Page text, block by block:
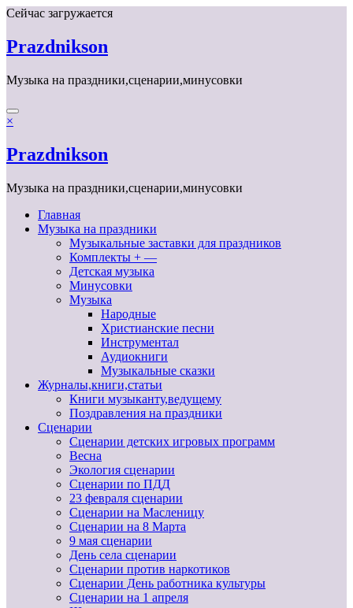
Перейти
содержимому
Сейчас загружается
Prazdnikson
Музыка на праздники,сценарии,минусовки
×
Prazdnikson
Музыка на праздники,сценарии,минусовки
Главная
Музыка на праздники
Музыкальные заставки для праздников
Комплекты + —
Детская музыка
Минусовки
Музыка
Народные
Христианские песни
Инструментал
Аудиокниги
Музыкальные сказки
Журналы,книги,статьи
Книги музыканту,ведущему
Поздравления на праздники
Сценарии
Сценарии детских игровых программ
Весна
Экология сценарии
Сценарии по ПДД
23 февраля сценарии
Сценарии на Масленицу
Сценарии на 8 Марта
9 мая сценарии
День села сценарии
Сценарии против наркотиков
Сценарии День работника культуры
Сценарии на 1 апреля